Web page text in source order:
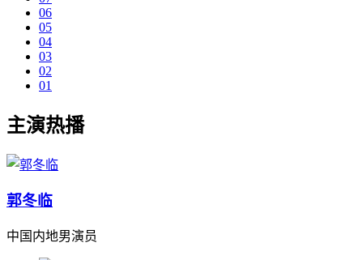
06
05
04
03
02
01
主演热播
郭冬临
中国内地男演员